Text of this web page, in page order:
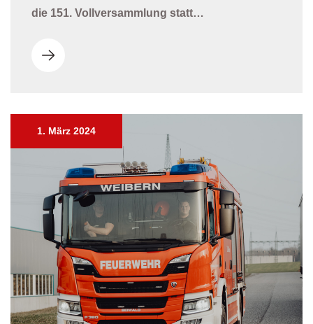
die 151. Vollversammlung statt…
1. März 2024